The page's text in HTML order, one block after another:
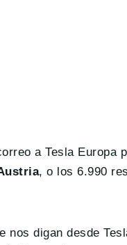
a Tesla Europa
, o los 6.990
nos digan desde